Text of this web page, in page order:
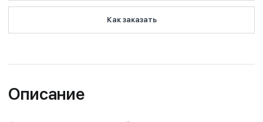
Как заказать
Описание